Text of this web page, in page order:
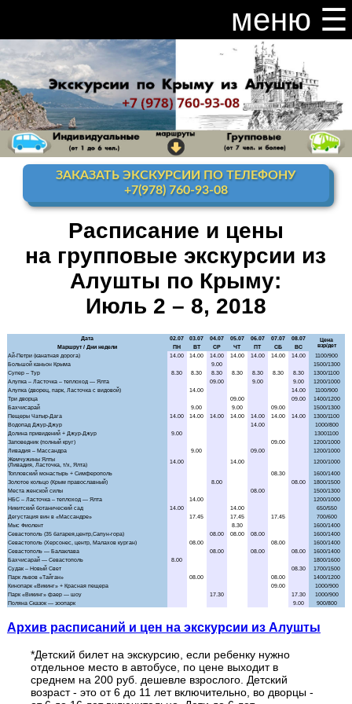
меню ☰
закрыть меню ×
Расписание и цены на экскурсии 2026
Индивидуальные экскурсии по Крыму
Видео канал Youtube
Ай-Петри
Алупка + Ай-Петри
Алупка Воронцовскийдворец
Аквапарк "Банановая республика"
Аквапарк в Симеизе
"Акватория" - театр морских животных
Балаклава "Затерянный мир"
Бахчисарай + Чуфут-Кале
Большой каньон Крыма
Волшебный ЮБК + теплоход
Водопад Джур-Джур + храм Маяк
Заповедник и Беседка ветров
ЗАКАЗАТЬ ЭКСКУРСИИ ПО ТЕЛЕФОНУ
+7(978) 760-93-08
Расписание и цены
на групповые экскурсии из
Алушты по Крыму:
Июль 2 – 8, 2018
Дата
Маршрут / Дни недели
Архив расписаний и цен на экскурсии из Алушты
*Детский билет на экскурсию, если ребенку нужно
отдельное место в автобусе, по цене выходит в
среднем на 200 руб. дешевле взрослого. Детский
возраст - это от 6 до 11 лет включительно, во дворцы -